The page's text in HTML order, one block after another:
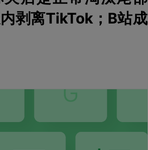
剥离TikTok；B站成